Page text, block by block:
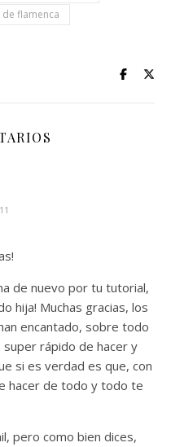
flamenca
de nuevo por tu tutorial,
hija! Muchas gracias, los
encantado, sobre todo
rápido de hacer y
si es verdad es que, con
hacer de todo y todo te
pero como bien dices,